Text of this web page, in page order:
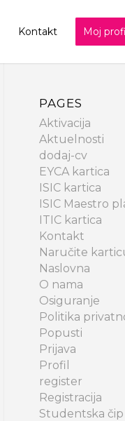
Kontakt Moj
PAGES
Aktivacija
Aktuelnosti
dodaj-cv
EYCA kartica
ISIC kartica
ISIC Maestro
ITIC kartica
Kontakt
Naručite
Naslovna
O nama
Osiguranje
Politika
Popusti
Prijava
Profil
register
Registracija
Studentska